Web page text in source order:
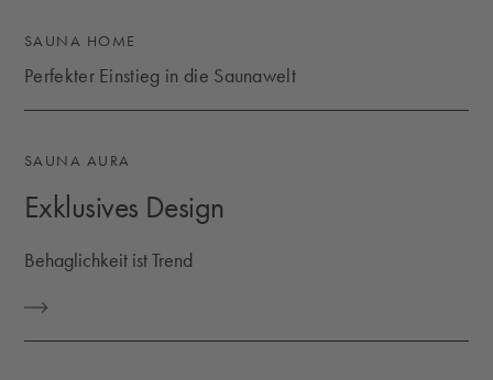
SAUNA HOME
Perfekter Einstieg in die Saunawelt
SAUNA AURA
Exklusives Design
Behaglichkeit ist Trend
EXKLUSIVES DESIGN